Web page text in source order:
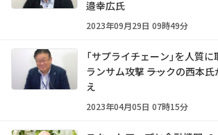
邉幸広氏
2023年09月29日 09時49分
「サプライチェーン」を人質
ランサム攻撃 ――ラックの西本
え
2023年04月05日 07時15分